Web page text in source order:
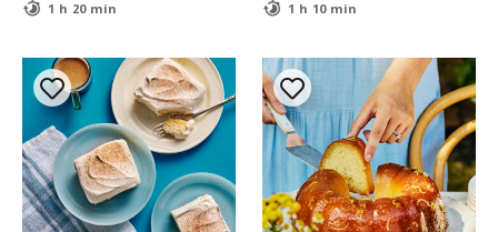
1 h 20 min 1 h 10 min